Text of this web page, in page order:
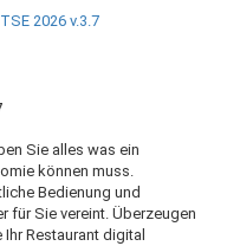
Sie alles was ein
können muss.
Bedienung und
für Sie vereint. Überzeugen
Restaurant digital